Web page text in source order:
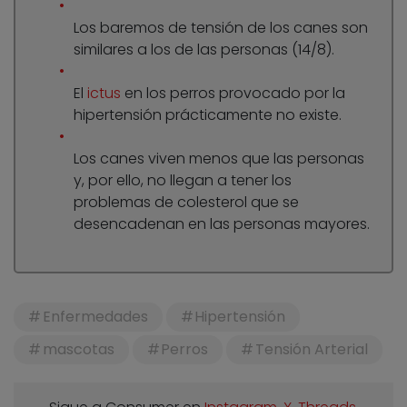
Los baremos de tensión de los canes son
similares a los de las personas (14/8).
El ictus en los perros provocado por la
hipertensión prácticamente no existe.
Los canes viven menos que las personas
y, por ello, no llegan a tener los
problemas de colesterol que se
desencadenan en las personas mayores.
Enfermedades
Hipertensión
mascotas
Perros Tensión Arterial